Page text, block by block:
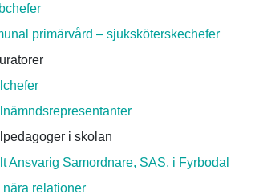
primärvård – sjuksköterskechefer
i skolan
Ansvarig Samordnare, SAS, i Fyrbodal
nära relationer